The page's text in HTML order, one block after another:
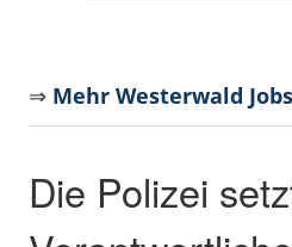
⇒ Mehr Westerwald
Die Polizei